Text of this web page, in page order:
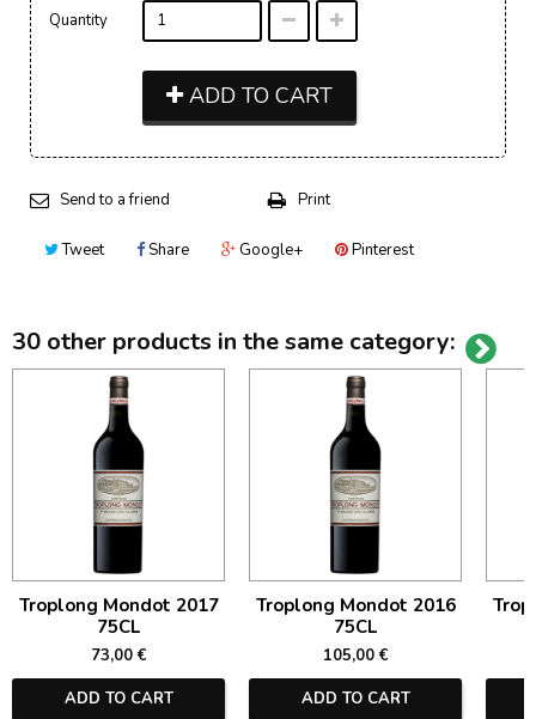
Quantity
ADD TO CART
Send to a friend Print
Tweet Share Google+ Pinterest
30 other products in the same category:
Troplong Mondot 2017
75CL
73,00 €
ADD TO CART
Troplong Mondot 2016
75CL
105,00 €
ADD TO CART